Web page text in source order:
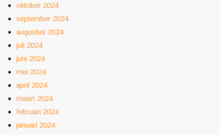
oktober 2024
september 2024
augustus 2024
juli 2024
juni 2024
mei 2024
april 2024
maart 2024
februari 2024
januari 2024